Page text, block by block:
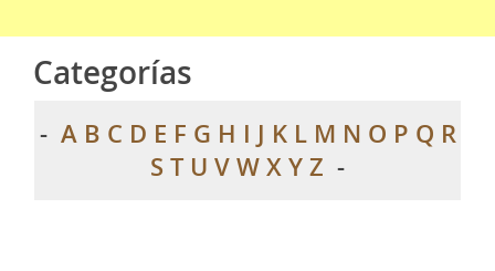
Categorías
- A B C D E F G H I J K L M N O P Q R
S T U V W X Y Z -